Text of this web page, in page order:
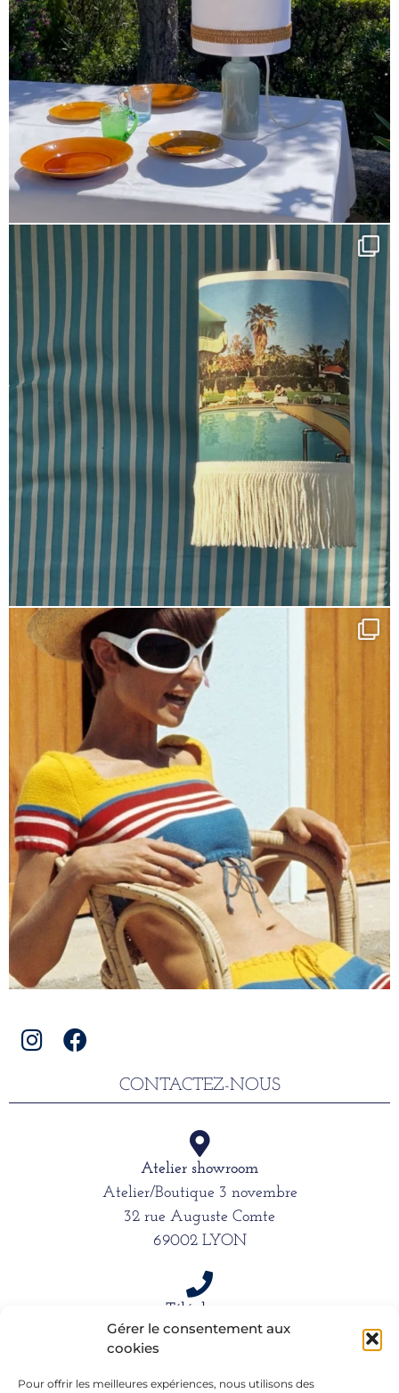
Gérer le consentement aux
cookies
Pour offrir les meilleures expériences, nous utilisons des
CONTACTEZ-NOUS
Atelier showroom
Atelier/Boutique 3 novembre
32 rue Auguste Comte
69002 LYON
Téléphone
06 15 61 39 66